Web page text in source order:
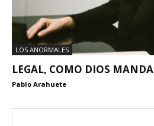
LOS ANORMALES
LEGAL, COMO DIOS MANDA
Pablo Arahuete